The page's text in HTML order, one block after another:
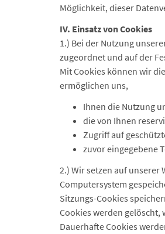
Möglichkeit, dieser
IV. Einsatz von Cookies
1.) Bei der Nutzung
zugeordnet und auf der
Mit Cookies können wir
ermöglichen uns,
Ihnen die Nutzung
die von Ihnen
Zugriff auf
zuvor eingegebene
2.) Wir setzen auf unserer
Computersystem
Sitzungs-Cookies
Cookies werden gelöscht,
Dauerhafte Cookies